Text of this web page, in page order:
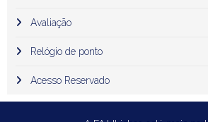
Avaliação
Relógio de ponto
Acesso Reservado